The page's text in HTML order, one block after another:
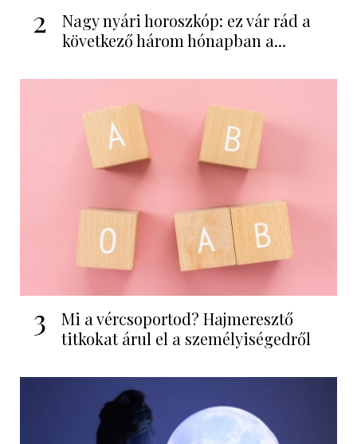
2
Nagy nyári horoszkóp: ez vár rád a
következő három hónapban a...
3
Mi a vércsoportod? Hajmeresztő
titkokat árul el a személyiségedről